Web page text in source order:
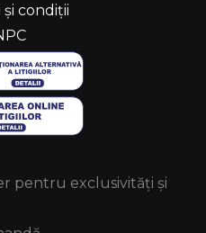
condiții
pentru exclusivități și